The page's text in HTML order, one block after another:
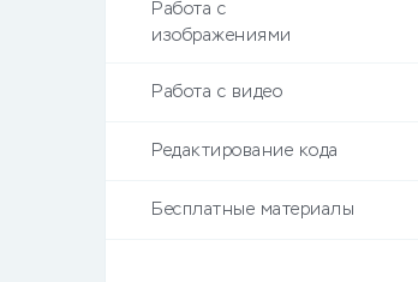
Работа с
изображениями
Работа с видео
Редактирование кода
Бесплатные материалы